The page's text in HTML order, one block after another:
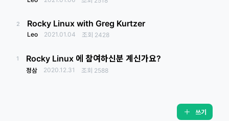
2 Rocky Linux with Greg Kurtzer
Leo 2021.01.04 조회 2428
1 Rocky Linux 에 참여하신분 계신가요?
정삼 2020.12.31 조회 2588
쓰기